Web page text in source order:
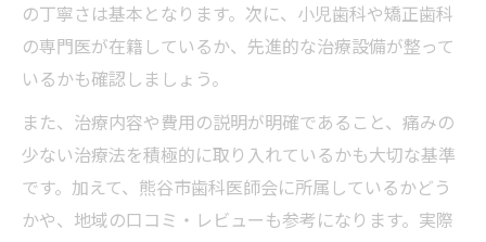
の丁寧さは基本となります。次に、小児歯科や矯正歯科
の専門医が在籍しているか、先進的な治療設備が整って
いるかも確認しましょう。
また、治療内容や費用の説明が明確であること、痛みの
少ない治療法を積極的に取り入れているかも大切な基準
です。加えて、熊谷市歯科医師会に所属しているかどう
かや、地域の口コミ・レビューも参考になります。実際